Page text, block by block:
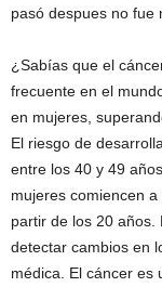
pasó despues no fue
¿Sabías que el
frecuente en el
en mujeres,
El riesgo de
entre los 40 y 49
mujeres comiencen
partir de los 20 años.
detectar cambios en
médica. El cáncer es